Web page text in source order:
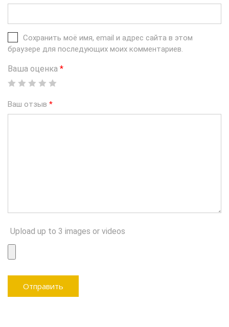
Сохранить моё имя, email и адрес сайта в этом
браузере для последующих моих комментариев.
Ваша оценка *
Ваш отзыв *
Upload up to 3 images or videos